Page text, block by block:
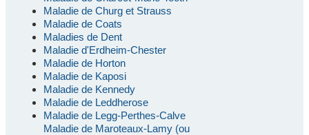
Maladie de Churg et Strauss
Maladie de Coats
Maladies de Dent
Maladie d'Erdheim-Chester
Maladie de Horton
Maladie de Kaposi
Maladie de Kennedy
Maladie de Leddherose
Maladie de Legg-Perthes-Calve
Maladie de Maroteaux-Lamy (ou